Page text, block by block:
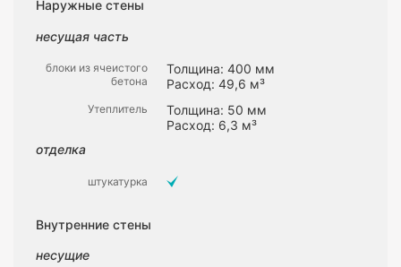
Наружные стены
несущая часть
блоки из ячеистого
бетона
Толщина: 400 мм
Расход: 49,6 м³
Утеплитель
Толщина: 50 мм
Расход: 6,3 м³
отделка
штукатурка
Внутренние стены
несущие